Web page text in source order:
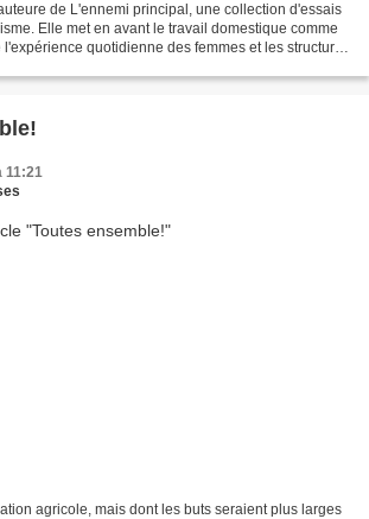
de L'ennemi principal, une collection d'essais
Elle met en avant le travail domestique comme
l'expérience quotidienne des femmes et les structures
11:21
agricole, mais dont les buts seraient plus larges